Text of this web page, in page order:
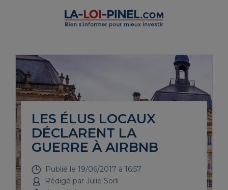
LES ÉLUS LOCAUX
DÉCLARENT LA
GUERRE À AIRBNB
Publié le 19/06/2017 à 16:57
Rédigé par Julie Sorli